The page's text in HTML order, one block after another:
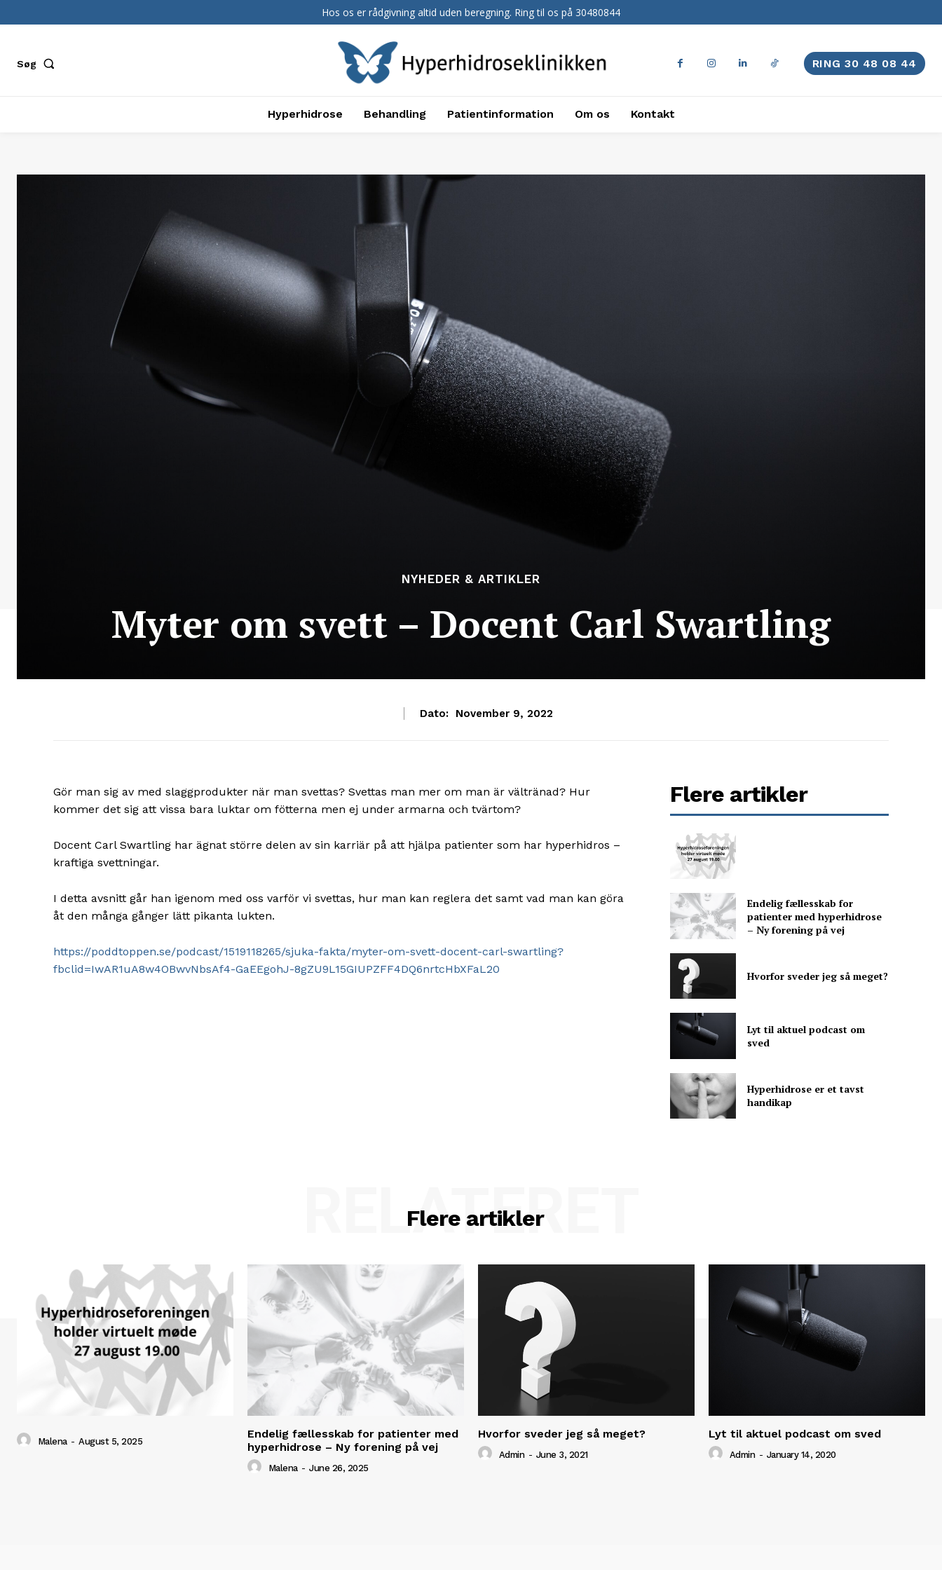
Hos os er rådgivning altid uden beregning. Ring til os på 30480844
Søg RING 30 48 08 44
Hyperhidrose Behandling Patientinformation Om os Kontakt
NYHEDER & ARTIKLER
Myter om svett – Docent Carl Swartling
Dato: November 9, 2022
Gör man sig av med slaggprodukter när man svettas? Svettas man mer om man är vältränad? Hur
kommer det sig att vissa bara luktar om fötterna men ej under armarna och tvärtom?
Docent Carl Swartling har ägnat större delen av sin karriär på att hjälpa patienter som har hyperhidros –
kraftiga svettningar.
I detta avsnitt går han igenom med oss varför vi svettas, hur man kan reglera det samt vad man kan göra
åt den många gånger lätt pikanta lukten.
https://poddtoppen.se/podcast/1519118265/sjuka-fakta/myter-om-svett-docent-carl-swartling?
fbclid=IwAR1uA8w4OBwvNbsAf4-GaEEgohJ-8gZU9L15GIUPZFF4DQ6nrtcHbXFaL20
Flere artikler
Endelig fællesskab for
patienter med hyperhidrose
– Ny forening på vej
Hvorfor sveder jeg så meget?
Lyt til aktuel podcast om
sved
Hyperhidrose er et tavst
handikap
Flere artikler
RELATERET
Malena - August 5, 2025
Endelig fællesskab for patienter med
hyperhidrose – Ny forening på vej
Malena - June 26, 2025
Hvorfor sveder jeg så meget?
Admin - June 3, 2021
Lyt til aktuel podcast om sved
Admin - January 14, 2020